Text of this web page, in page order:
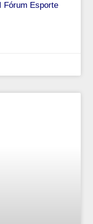
Fórum Esporte